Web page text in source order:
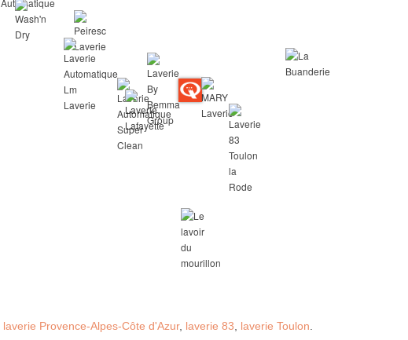
laverie Provence-Alpes-Côte d'Azur, laverie 83 laverie Toulon